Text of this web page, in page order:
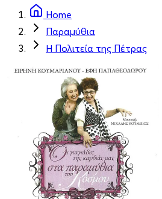
Home
Παραμύθια
Η Πολιτεία της Πέτρας